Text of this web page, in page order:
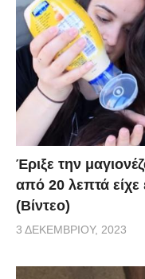
Έριξε την
από 20 λεπτά
(Βίντεο)
3 ΔΕΚΕΜΒΡΊΟΥ, 2023